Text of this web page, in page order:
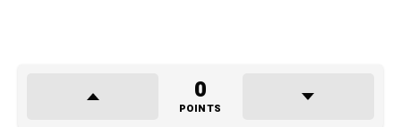
0
POINTS